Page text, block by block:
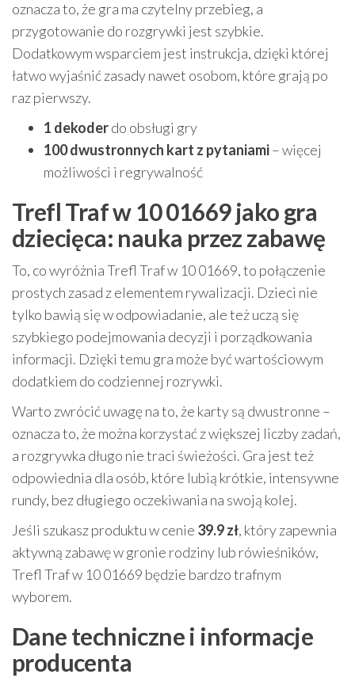
oznacza to, że gra ma czytelny przebieg, a
przygotowanie do rozgrywki jest szybkie.
Dodatkowym wsparciem jest instrukcja, dzięki której
łatwo wyjaśnić zasady nawet osobom, które grają po
raz pierwszy.
1 dekoderdo obsługi gry
100 dwustronnych kart z pytaniami– więcej
możliwości i regrywalność
Trefl Traf w 10 01669 jako gra
dziecięca: nauka przez zabawę
To, co wyróżnia Trefl Traf w 10 01669, to połączenie
prostych zasad z elementem rywalizacji. Dzieci nie
tylko bawią się w odpowiadanie, ale też uczą się
szybkiego podejmowania decyzji i porządkowania
informacji. Dzięki temu gra może być wartościowym
dodatkiem do codziennej rozrywki.
Warto zwrócić uwagę na to, że karty są dwustronne –
oznacza to, że można korzystać z większej liczby zadań,
a rozgrywka długo nie traci świeżości. Gra jest też
odpowiednia dla osób, które lubią krótkie, intensywne
rundy, bez długiego oczekiwania na swoją kolej.
Jeśli szukasz produktu w cenie 39.9 zł, który zapewnia
aktywną zabawę w gronie rodziny lub rówieśników,
Trefl Traf w 10 01669 będzie bardzo trafnym
wyborem.
Dane techniczne i informacje
producenta